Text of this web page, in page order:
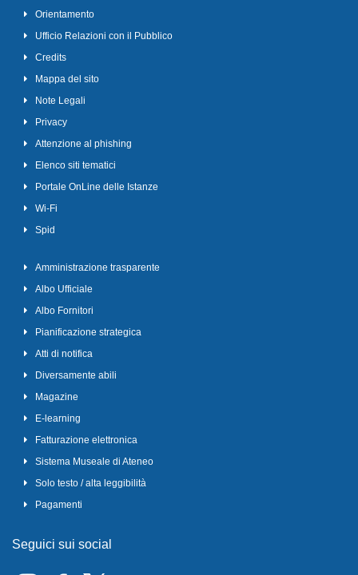
Orientamento
Ufficio Relazioni con il Pubblico
Credits
Mappa del sito
Note Legali
Privacy
Attenzione al phishing
Elenco siti tematici
Portale OnLine delle Istanze
Wi-Fi
Spid
Amministrazione trasparente
Albo Ufficiale
Albo Fornitori
Pianificazione strategica
Atti di notifica
Diversamente abili
Magazine
E-learning
Fatturazione elettronica
Sistema Museale di Ateneo
Solo testo / alta leggibilità
Pagamenti
Seguici sui social